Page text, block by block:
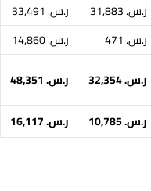
ر.س.‏ 31,883
ر.س.‏ 33,491
ر.س.‏ 471 ر.س.‏ 14,860
ر.س.‏ 32,354 ر.س.‏ 48,351
ر.س.‏ 10,785 ر.س.‏ 16,117